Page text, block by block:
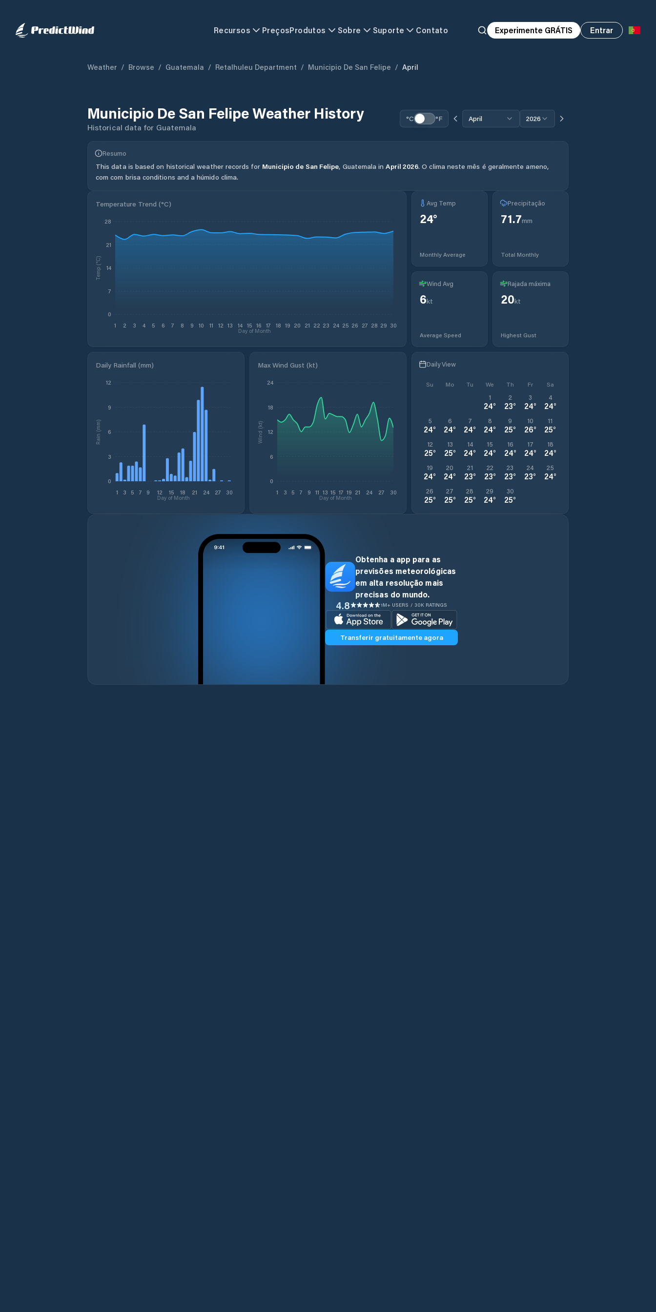
Recursos PreçosProdutos Sobre Suporte Contato Experimente GRÁTIS Entrar
Weather / Browse / Guatemala / Retalhuleu Department / Municipio De San Felipe / April
Municipio De San FelipeWeather History
Historical data for Guatemala
°C °F April 2026
Resumo
This data is based on historical weather records for Municipio de San Felipe, Guatemala in April 2026.O clima neste mês é geralmente ameno,
com com brisa conditions and a húmido clima.
Temperature Trend (°C)
1 2 3 4 5 6 7 8 9 10 11 12 13 14 15 16 17 18 19 20 21 22 23 24 25 26 27 28 29 30
Day of Month
0
7
14
21
28
Temp (°C)
Avg Temp
24°
Monthly Average
Precipitação
71.7mm
Total Monthly
Wind Avg
6kt
Average Speed
Rajada máxima
20kt
Highest Gust
Daily Rainfall (mm)
1 3 5 7 9 12 15 18 21 24 27 30
Day of Month
0
3
6
9
12
Rain (mm)
Max Wind Gust (kt)
1 3 5 7 9 11 13 15 17 19 21 24 27 30
Day of Month
0
6
12
18
24
Wind (kt)
Daily View
Su Mo Tu We Th Fr Sa
1
24°
2
23°
3
24°
4
24°
5
24°
6
24°
7
24°
8
24°
9
25°
10
26°
11
25°
12
25°
13
25°
14
24°
15
24°
16
24°
17
24°
18
24°
19
24°
20
24°
21
23°
22
23°
23
23°
24
23°
25
24°
26
25°
27
25°
28
25°
29
24°
30
25°
Obtenha a app para as
previsões meteorológicas
em alta resolução mais
precisas do mundo.
4.8 1M+ USERS / 30K RATINGS
Transferir gratuitamente agora